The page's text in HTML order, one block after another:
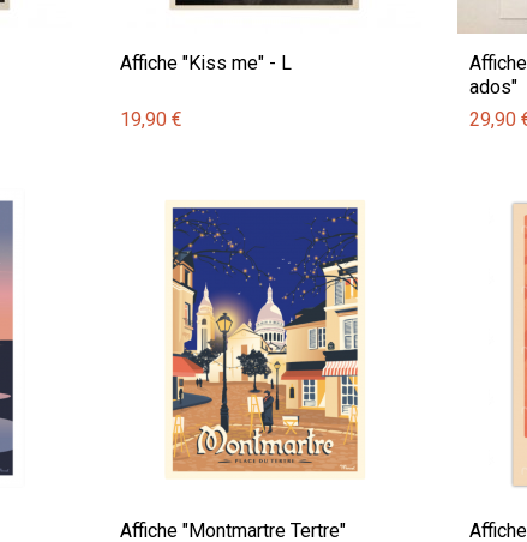
Affiche "Kiss me" - L
19,90 €
ados"
29,90
Affiche "Montmartre Tertre"